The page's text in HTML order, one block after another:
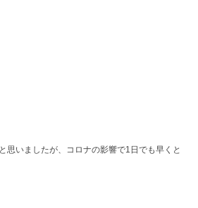
思いましたが、コロナの影響で1日でも早くと